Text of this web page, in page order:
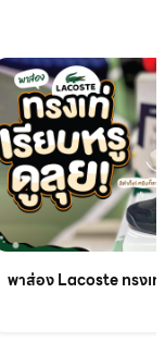
พาส่อง Lacoste ทรงเ